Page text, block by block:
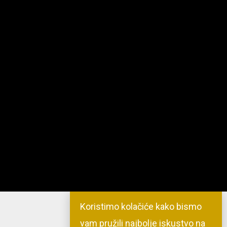
Koristimo kolačiće kako bismo
vam pružili najbolje iskustvo na